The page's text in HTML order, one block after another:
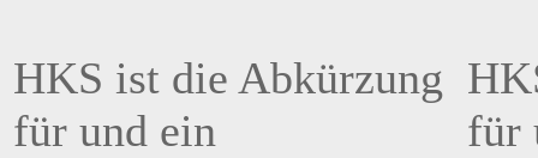
HKS ist die Abkürzung
für und ein
für